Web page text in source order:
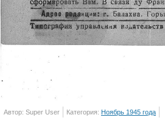
Автор: Super User Категория: Ноябрь 1945 года